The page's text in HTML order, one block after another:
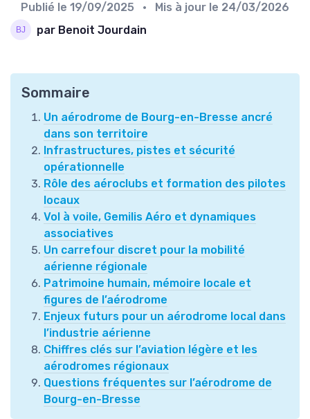
Publié le 19/09/2025 • Mis à jour le 24/03/2026
par Benoit Jourdain
Sommaire
Un aérodrome de Bourg-en-Bresse ancré
dans son territoire
Infrastructures, pistes et sécurité
opérationnelle
Rôle des aéroclubs et formation des pilotes
locaux
Vol à voile, Gemilis Aéro et dynamiques
associatives
Un carrefour discret pour la mobilité
aérienne régionale
Patrimoine humain, mémoire locale et
figures de l’aérodrome
Enjeux futurs pour un aérodrome local dans
l’industrie aérienne
Chiffres clés sur l’aviation légère et les
aérodromes régionaux
Questions fréquentes sur l’aérodrome de
Bourg-en-Bresse